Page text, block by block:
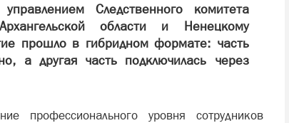
Следственного комитета
области и Ненецкому
прошло в гибридном формате: часть
а другая часть подключилась через
профессионального уровня сотрудников